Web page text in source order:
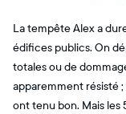
La tempête Alex a
édifices publics. On
totales ou de
apparemment résisté
ont tenu bon. Mais